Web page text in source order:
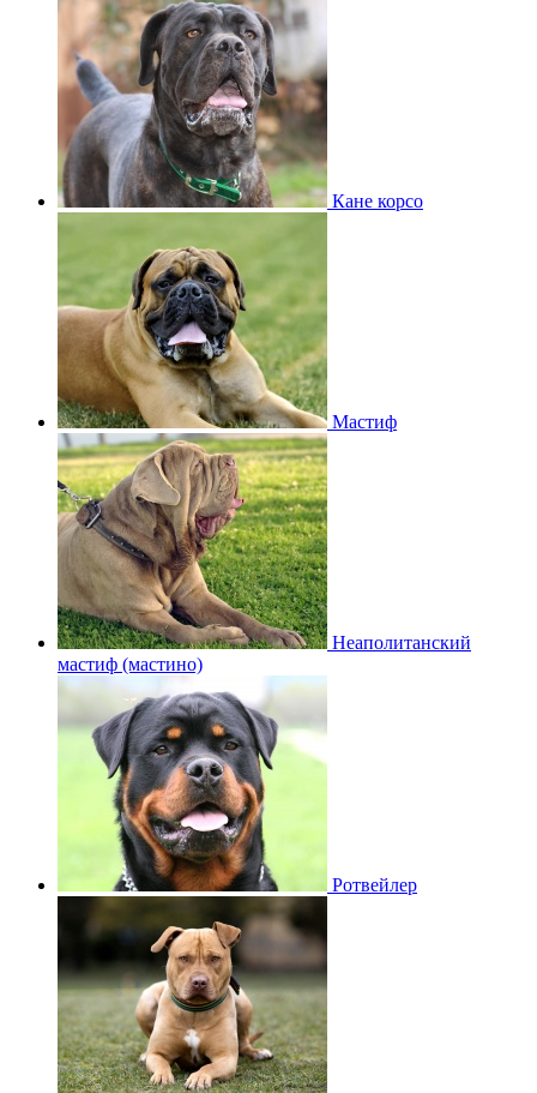
Кане корсо
Мастиф
Неаполитанский
мастиф (мастино)
Ротвейлер